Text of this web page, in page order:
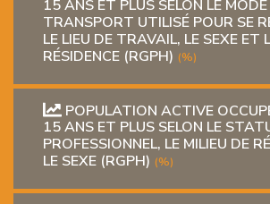
15 ANS ET PLUS SELON LE
TRANSPORT UTILISÉ POUR SE
LE LIEU DE TRAVAIL, LE SEXE ET
RÉSIDENCE (RGPH) (%)
POPULATION ACTIVE
15 ANS ET PLUS SELON LE
PROFESSIONNEL, LE MILIEU DE
LE SEXE (RGPH) (%)